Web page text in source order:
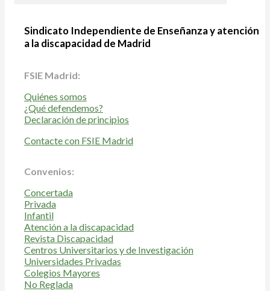
Sindicato Independiente de Enseñanza y atención
a la discapacidad de Madrid
FSIE Madrid:
Quiénes somos
¿Qué defendemos?
Declaración de principios
Contacte con FSIE Madrid
Convenios:
Concertada
Privada
Infantil
Atención a la discapacidad
Revista Discapacidad
Centros Universitarios y de Investigación
Universidades Privadas
Colegios Mayores
No Reglada